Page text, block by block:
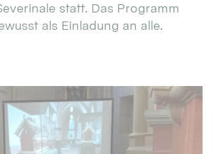
statt. Das Programm
als Einladung an alle.